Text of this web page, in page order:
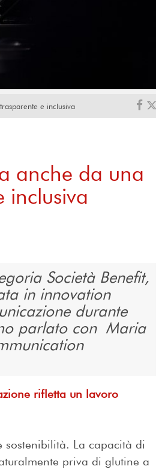
e inclusiva
anche da una
inclusiva
Società Benefit,
in innovation
durante
parlato con Maria
rifletta un lavoro
La capacità di
priva di glutine a